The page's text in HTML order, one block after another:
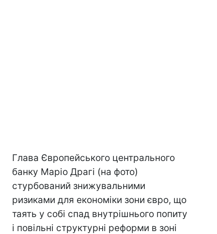
Глава Європейського центрального
банку Маріо Драгі (на фото)
стурбований знижувальними
ризиками для економіки зони євро, що
таять у собі спад внутрішнього попиту
і повільні структурні реформи в зоні